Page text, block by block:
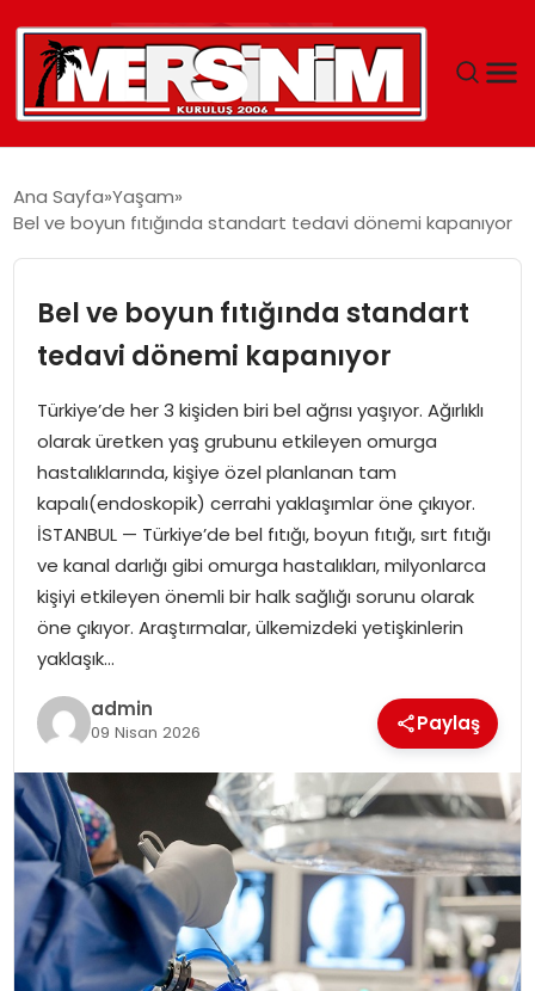
GÜNCEL
SAĞLIK
EĞITIM
SPOR
EKONOMI
MAGAZIN
DÜNYA
OTOMOBIL
Ana Sayfa Yaşam
Bel ve boyun fıtığında standart tedavi dönemi kapanıyor
Bel ve boyun fıtığında standart
tedavi dönemi kapanıyor
Türkiye’de her 3 kişiden biri bel ağrısı yaşıyor. Ağırlıklı
olarak üretken yaş grubunu etkileyen omurga
hastalıklarında, kişiye özel planlanan tam
kapalı(endoskopik) cerrahi yaklaşımlar öne çıkıyor.
İSTANBUL — Türkiye’de bel fıtığı, boyun fıtığı, sırt fıtığı
ve kanal darlığı gibi omurga hastalıkları, milyonlarca
kişiyi etkileyen önemli bir halk sağlığı sorunu olarak
öne çıkıyor. Araştırmalar, ülkemizdeki yetişkinlerin
yaklaşık…
admin
09 Nisan 2026 Paylaş